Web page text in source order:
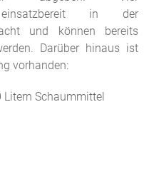
in der
und können bereits
Darüber hinaus ist
vorhanden:
Schaummittel